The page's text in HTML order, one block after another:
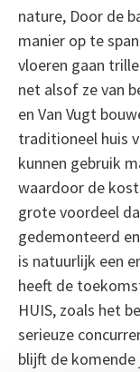
nature, Door de
manier op te
vloeren gaan
net alsof ze van
en Van Vugt
traditioneel huis
kunnen gebruik
waardoor de
grote voordeel
gedemonteerd
is natuurlijk een
heeft de
HUIS, zoals het
serieuze
blijft de komende